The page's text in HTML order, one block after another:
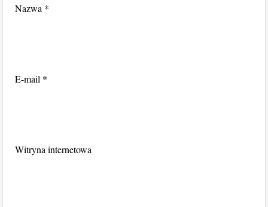
Nazwa *
E-mail *
Witryna internetowa